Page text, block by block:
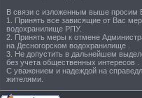
В связи с изложенным выше просим
1. Принять все зависящие от Вас
водохранилище РПУ.
2. Принять меры к отмене
на Десногорском водохранилище .
3. Не допустить в дальнейшем
без учета общественных интересов .
С уважением и надеждой на
жителями.